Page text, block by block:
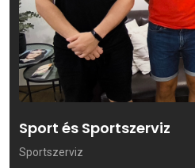
Sport és Sportszerviz
Sportszerviz